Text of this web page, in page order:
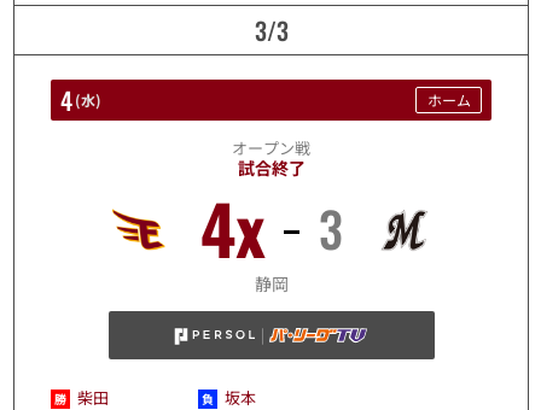
3/3
3/4
4(水) ホーム
オープン戦
試合終了
4x 3
静岡
柴田 坂本